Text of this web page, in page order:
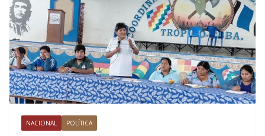
NACIONAL POLÍTICA